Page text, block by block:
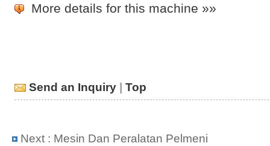
More details for this machine »»
Send an Inquiry | Top
Next : Mesin Dan Peralatan Pelmeni